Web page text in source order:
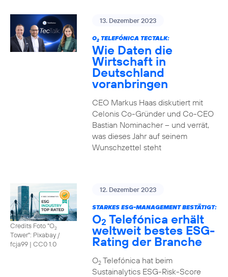
13. Dezember 2023
O2TELEFÓNICA TECTALK:
Wie Daten die
Wirtschaft in
Deutschland
voranbringen
CEO Markus Haas diskutiert mit
Celonis Co-Gründer und Co-CEO
Bastian Nominacher – und verrät,
was dieses Jahr auf seinem
Wunschzettel steht
Credits Foto "O2
Tower": Pixabay /
fcja99 | CC0 1.0
12. Dezember 2023
STARKES ESG-MANAGEMENT BESTÄTIGT:
O2 Telefónica erhält
weltweit bestes ESG-
Rating der Branche
O2Telefónica hat beim
Sustainalytics ESG-Risk-Score